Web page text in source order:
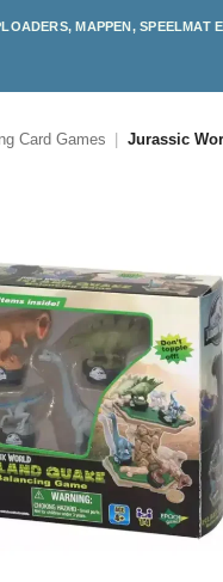
MAPPEN, SPEELMAT
Card Games Jurassic